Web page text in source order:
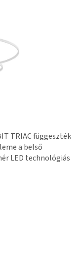
TRIAC függeszték
a belső
LED technológiás